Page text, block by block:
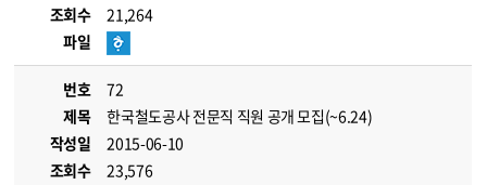
조회수
21,264
파일
번호
72
제목
한국철도공사 전문직 직원 공개 모집(~6.24)
작성일
2015-06-10
조회수
23,576